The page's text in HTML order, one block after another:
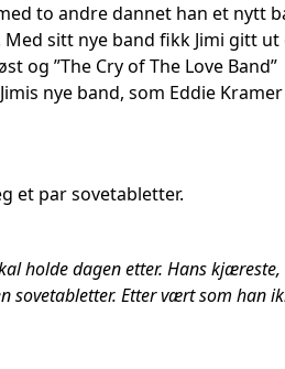
to andre dannet han et nytt
Med sitt nye band fikk Jimi gitt
og ”The Cry of The Love Band”
nye band, som Eddie
et par sovetabletter.
holde dagen etter. Hans kjæreste,
sovetabletter. Etter vært som han